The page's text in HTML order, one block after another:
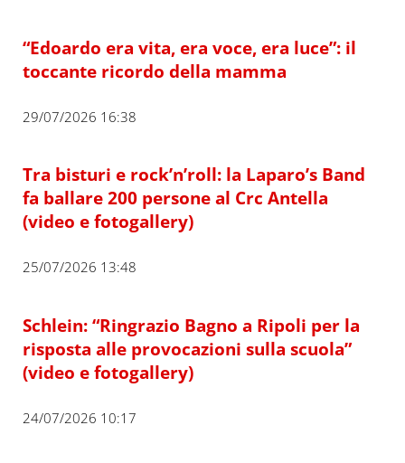
“Edoardo era vita, era voce, era luce”: il
toccante ricordo della mamma
29/07/2026 16:38
Tra bisturi e rock’n’roll: la Laparo’s Band
fa ballare 200 persone al Crc Antella
(video e fotogallery)
25/07/2026 13:48
Schlein: “Ringrazio Bagno a Ripoli per la
risposta alle provocazioni sulla scuola”
(video e fotogallery)
24/07/2026 10:17